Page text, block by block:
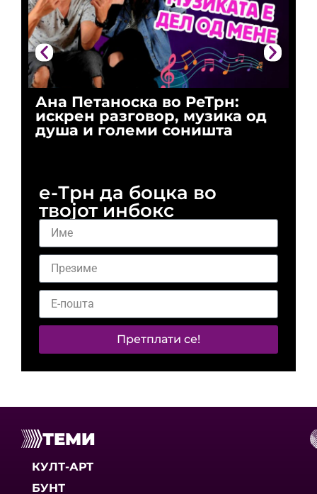
Ана Петаноска во РеТрн:
искрен разговор, музика од
душа и големи соништа
е-Трн да боцка во
твојот инбокс
Претплати се!
ТЕМИ
КУЛТ-АРТ
БУНТ